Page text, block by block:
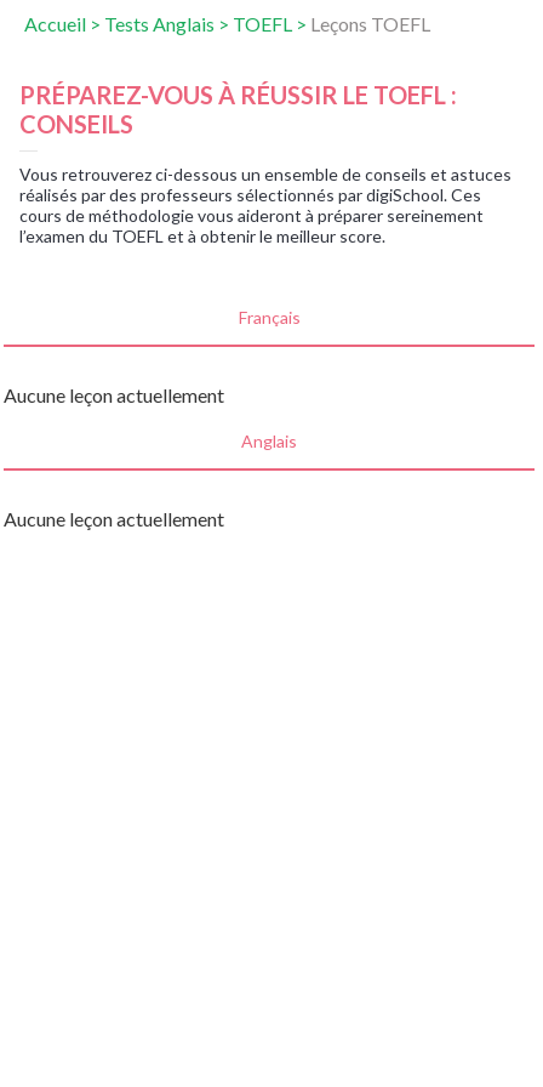
Accueil > Tests Anglais > TOEFL > Leçons TOEFL
PRÉPAREZ-VOUS À RÉUSSIR LE TOEFL :
CONSEILS
Vous retrouverez ci-dessous un ensemble de conseils et astuces
réalisés par des professeurs sélectionnés par digiSchool. Ces
cours de méthodologie vous aideront à préparer sereinement
l’examen du TOEFL et à obtenir le meilleur score.
Français
Aucune leçon actuellement
Anglais
Aucune leçon actuellement